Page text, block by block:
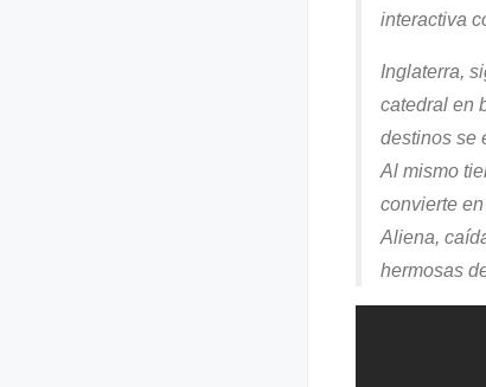
interactiva
Inglaterra,
catedral en
destinos se
Al mismo
convierte
Aliena,
hermosas